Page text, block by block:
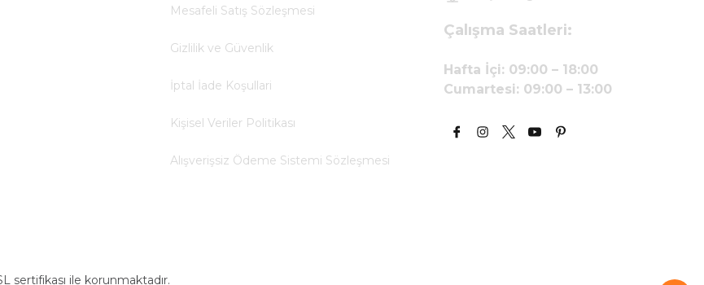
Mesafeli Satış Sözleşmesi
Gizlilik ve Güvenlik
İptal İade Koşullari
Kişisel Veriler Politikası
Alışverişsiz Ödeme Sistemi Sözleşmesi
Çalışma Saatleri:
Hafta İçi: 09:00 – 18:00
Cumartesi: 09:00 – 13:00
sertifikası ile korunmaktadır.